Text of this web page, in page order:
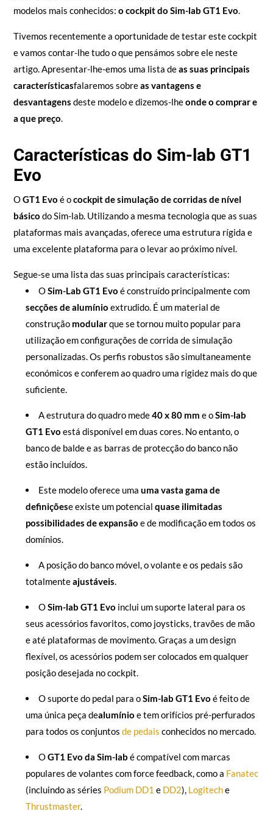
modelos mais conhecidos: o cockpit do Sim-lab GT1 Evo.
Tivemos recentemente a oportunidade de testar este cockpit
e vamos contar-lhe tudo o que pensámos sobre ele neste
artigo. Apresentar-lhe-emos uma lista deas suas principais
característicasfalaremos sobreas vantagens e
desvantagens deste modelo e dizemos-lheonde o comprar e
a que preço.
Características do Sim-lab GT1
Evo
OGT1 Evo é ocockpit de simulação de corridas de nível
básico do Sim-lab. Utilizando a mesma tecnologia que as suas
plataformas mais avançadas, oferece uma estrutura rígida e
uma excelente plataforma para o levar ao próximo nível.
Segue-se uma lista das suas principais características:
OSim-Lab GT1 Evo é construído principalmente com
secções de alumínio extrudido. É um material de
construção modularque se tornou muito popular para
utilização em configurações de corrida de simulação
personalizadas. Os perfis robustos são simultaneamente
económicos e conferem ao quadro uma rigidez mais do que
suficiente.
A estrutura do quadro mede40 x 80 mm e oSim-lab
GT1 Evo está disponível em duas cores. No entanto, o
banco de balde e as barras de protecção do banco não
estão incluídos.
Este modelo oferece uma uma vasta gama de
definiçõese existe um potencial quase ilimitadas
possibilidades de expansão e de modificação em todos os
domínios.
A posição do banco móvel, o volante e os pedais são
totalmenteajustáveis.
OSim-lab GT1 Evo inclui um suporte lateral para os
seus acessórios favoritos, como joysticks, travões de mão
e até plataformas de movimento. Graças a um design
flexível, os acessórios podem ser colocados em qualquer
posição desejada no cockpit.
O suporte do pedal para oSim-lab GT1 Evo é feito de
uma única peça dealumínio e tem orifícios pré-perfurados
para todos os conjuntos de pedais conhecidos no mercado.
OGT1 Evo da Sim-lab é compatível com marcas
populares de volantes com force feedback, como a Fanatec
(incluindo as séries Podium DD1 e DD2), Logiteche
Thrustmaster.